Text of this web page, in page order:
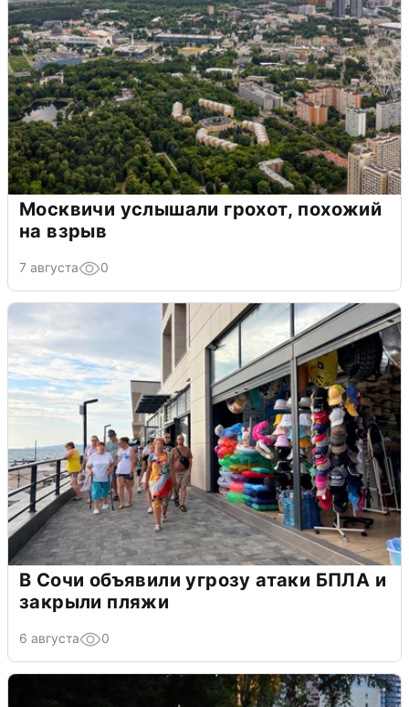
Москвичи услышали грохот, похожий
на взрыв
7 августа 0
В Сочи объявили угрозу атаки БПЛА и
закрыли пляжи
6 августа 0